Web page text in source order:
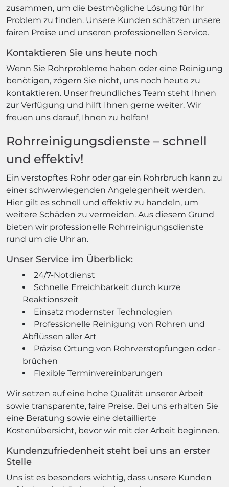
zusammen, um die bestmögliche Lösung für Ihr
Problem zu finden. Unsere Kunden schätzen unsere
fairen Preise und unseren professionellen Service.
Kontaktieren Sie uns heute noch
Wenn Sie Rohrprobleme haben oder eine Reinigung
benötigen, zögern Sie nicht, uns noch heute zu
kontaktieren. Unser freundliches Team steht Ihnen
zur Verfügung und hilft Ihnen gerne weiter. Wir
freuen uns darauf, Ihnen zu helfen!
Rohrreinigungsdienste – schnell
und effektiv!
Ein verstopftes Rohr oder gar ein Rohrbruch kann zu
einer schwerwiegenden Angelegenheit werden.
Hier gilt es schnell und effektiv zu handeln, um
weitere Schäden zu vermeiden. Aus diesem Grund
bieten wir professionelle Rohrreinigungsdienste
rund um die Uhr an.
Unser Service im Überblick:
24/7-Notdienst
Schnelle Erreichbarkeit durch kurze
Reaktionszeit
Einsatz modernster Technologien
Professionelle Reinigung von Rohren und
Abflüssen aller Art
Präzise Ortung von Rohrverstopfungen oder -
brüchen
Flexible Terminvereinbarungen
Wir setzen auf eine hohe Qualität unserer Arbeit
sowie transparente, faire Preise. Bei uns erhalten Sie
eine Beratung sowie eine detaillierte
Kostenübersicht, bevor wir mit der Arbeit beginnen.
Kundenzufriedenheit steht bei uns an erster
Stelle
Uns ist es besonders wichtig, dass unsere Kunden